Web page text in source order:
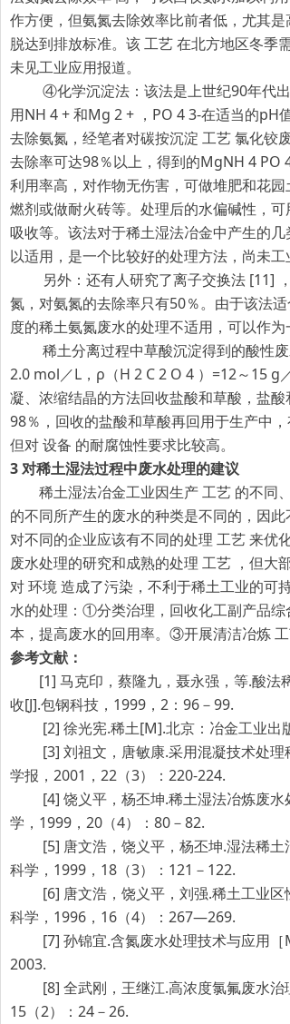
作方便，但氨氮去除效率比前者低，尤其
脱达到排放标准。该 工艺 在北方地区冬季
未见工业应用报道。
④化学沉淀法：该法是上世纪90年代出
用NH 4 + 和Mg 2 + ，PO 4 3-在适当的pH
去除氨氮，经笔者对碳按沉淀 工艺 氯化铰
去除率可达98％以上，得到的MgNH 4 PO
利用率高，对作物无伤害，可做堆肥和花
燃剂或做耐火砖等。处理后的水偏碱性，
吸收等。该法对于稀土湿法冶金中产生的
以适用，是一个比较好的处理方法，尚未工
另外：还有人研究了离子交换法 [11]
氮，对氨氮的去除率只有50％。由于该法
度的稀土氨氮废水的处理不适用，可以作
稀土分离过程中草酸沉淀得到的酸性废
2.0 mol／L，ρ（H 2 C 2 O 4 ）=12～15 g
凝、浓缩结晶的方法回收盐酸和草酸，盐
98％，回收的盐酸和草酸再回用于生产中
但对 设备 的耐腐蚀性要求比较高。
3 对稀土湿法过程中废水处理的建议
稀土湿法冶金工业因生产 工艺 的不同
的不同所产生的废水的种类是不同的，因
对不同的企业应该有不同的处理 工艺 来优
废水处理的研究和成熟的处理 工艺 ，但大
对 环境 造成了污染，不利于稀土工业的可
水的处理：①分类治理，回收化工副产品
本，提高废水的回用率。③开展清洁冶炼
参考文献：
[1] 马克印，蔡隆九，聂永强，等.酸法
收[J].包钢科技，1999，2：96－99.
[2] 徐光宪.稀土[M].北京：冶金工业出版
[3] 刘祖文，唐敏康.采用混凝技术处理
学报，2001，22（3）：220-224.
[4] 饶义平，杨丕坤.稀土湿法冶炼废水
学，1999，20（4）：80－82.
[5] 唐文浩，饶义平，杨丕坤.湿法稀土
科学，1999，18（3）：121－122.
[6] 唐文浩，饶义平，刘强.稀土工业区
科学，1996，16（4）：267—269.
[7] 孙锦宜.含氮废水处理技术与应用［
2003.
[8] 全武刚，王继江.高浓度氯氟废水治
15（2）：24－26.